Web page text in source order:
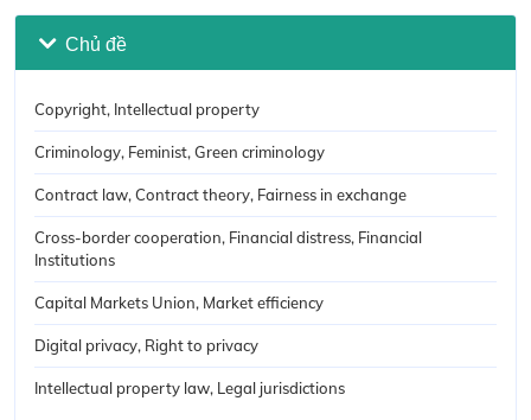
Chủ đề
Copyright, Intellectual property
Criminology, Feminist, Green criminology
Contract law, Contract theory, Fairness in exchange
Cross-border cooperation, Financial distress, Financial
Institutions
Capital Markets Union, Market efficiency
Digital privacy, Right to privacy
Intellectual property law, Legal jurisdictions